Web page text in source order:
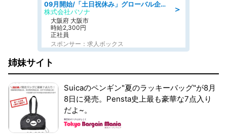
＞
09月開始/「土日祝休み」グローバル企業での産業保健のお仕事/保健師/高時給/残業なし/服装自由
株式会社パソナ
大阪府 大阪市
時給2,300円
正社員
スポンサー：求人ボックス
姉妹サイト
Suicaのペンギン"夏のラッキーバッグ"が8月
8日に発売。Pensta史上最も豪華な7点入り
だよ~。